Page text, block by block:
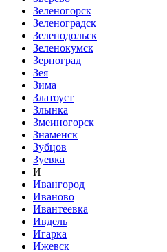
Зеленогорск
Зеленоградск
Зеленодольск
Зеленокумск
Зерноград
Зея
Зима
Златоуст
Злынка
Змеиногорск
Знаменск
Зубцов
Зуевка
И
Ивангород
Иваново
Ивантеевка
Ивдель
Игарка
Ижевск